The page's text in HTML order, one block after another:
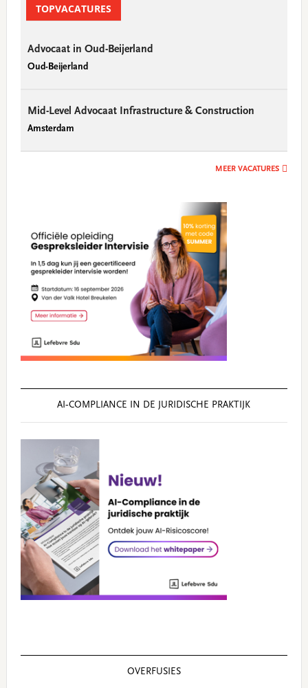
SidebarTOPVACATURES
Advocaat in Oud-Beijerland
Oud-Beijerland
Mid-Level Advocaat Infrastructure & Construction
Amsterdam
MEER VACATURES
AI‑COMPLIANCE IN DE JURIDISCHE PRAKTIJK
OVERFUSIES